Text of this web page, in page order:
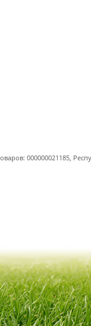
000000021185,